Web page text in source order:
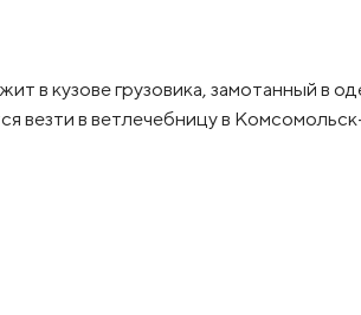
в кузове грузовика, замотанный в
везти в ветлечебницу в